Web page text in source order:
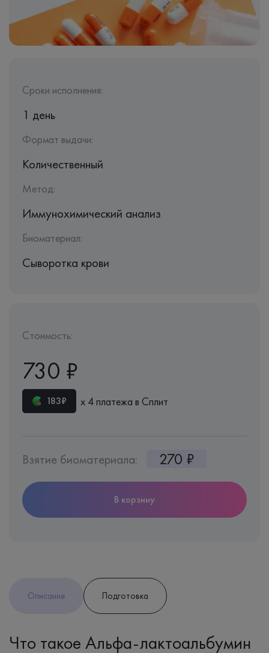
Сроки исполнения:
1 день
Формат выдачи:
Количественный
Метод:
Иммунохимический анализ
Биоматериал:
Сыворотка крови
Стоимость:
730 ₽
183₽ х 4 платежа в Сплит
Взятие биоматериала: 270 ₽
В корзину
Описание Подготовка
Что такое Альфа-лактоальбумин